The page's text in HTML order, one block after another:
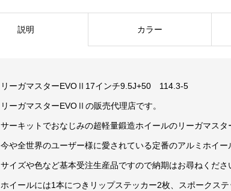
説明 カラー
リーガマスターEVOⅡ17インチ9.5J+50 114.3-5
リーガマスターEVOⅡの販売代理店です。
サーキットでおなじみの超軽量鍛造ホイールのリーガマス
今や全世界のユーザー様に愛されている定番のアルミホイー
サイズや色など基本受注生産品ですので納期はお尋ねくださ
ホイールには1本につきリップステッカー2枚、スポークス